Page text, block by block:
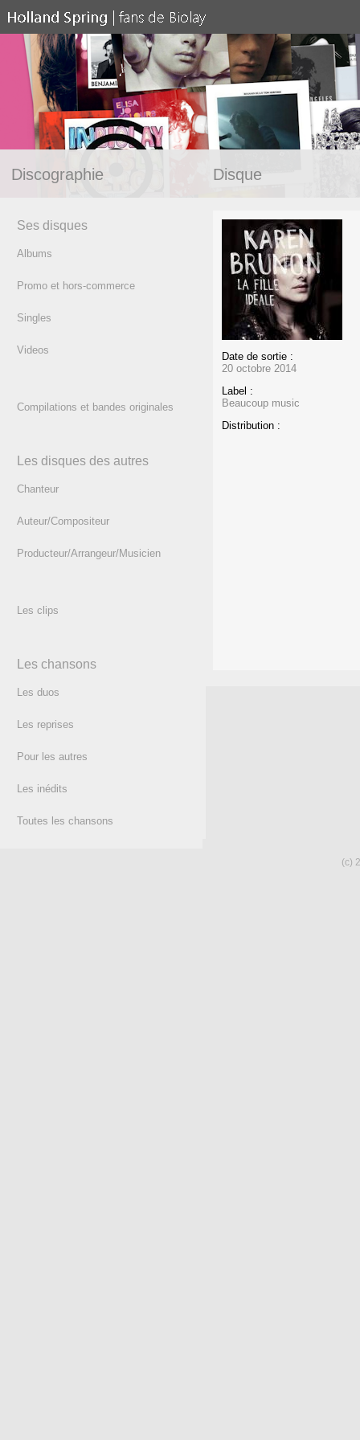
Discographie Disque
Ses disques
Albums
Promo et hors-commerce
Singles
Videos
Compilations et bandes originales
Les disques des autres
Chanteur
Auteur/Compositeur
Producteur/Arrangeur/Musicien
Les clips
Les chansons
Les duos
Les reprises
Pour les autres
Les inédits
Toutes les chansons
Date de sortie :
20 octobre 2014
Label :
Beaucoup music
Distribution :
(c)